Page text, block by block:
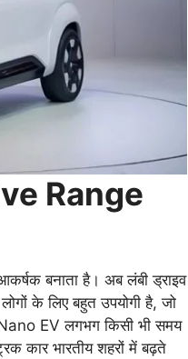
Range
बनाता है। अब लंबी ड्राइव
के लिए बहुत उपयोगी है, जो
Nano EV लगभग किसी भी समय
कार भारतीय शहरों में बढ़ते